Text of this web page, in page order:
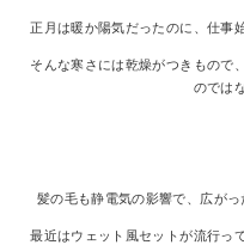
正月は暖か陽気だったのに、仕事
そんな寒さには乾燥がつきもので
のでは
髪の毛も静電気の影響で、広が
最近はウェット風セットが流行っ